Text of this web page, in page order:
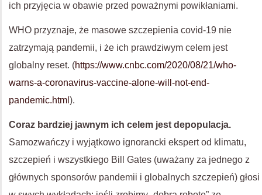
ich przyjęcia w obawie przed poważnymi powikłaniami.
WHO przyznaje, że masowe szczepienia covid-19 nie
zatrzymają pandemii, i że ich prawdziwym celem jest
globalny reset. (https://www.cnbc.com/2020/08/21/who-
warns-a-coronavirus-vaccine-alone-will-not-end-
pandemic.html ).
Coraz bardziej jawnym ich celem jest depopulacja.
Samozwańczy i wyjątkowo ignorancki ekspert od klimatu,
szczepień i wszystkiego Bill Gates (uważany za jednego z
głównych sponsorów pandemii i globalnych szczepień) głosi